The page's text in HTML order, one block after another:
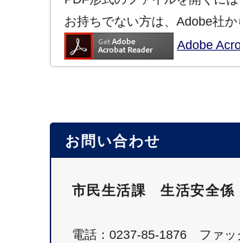
お持ちでない方は、Adobe社
Adobe
お問い合わせ
市民生活課 生活安全係
電話：0237-85-1876 ファッ